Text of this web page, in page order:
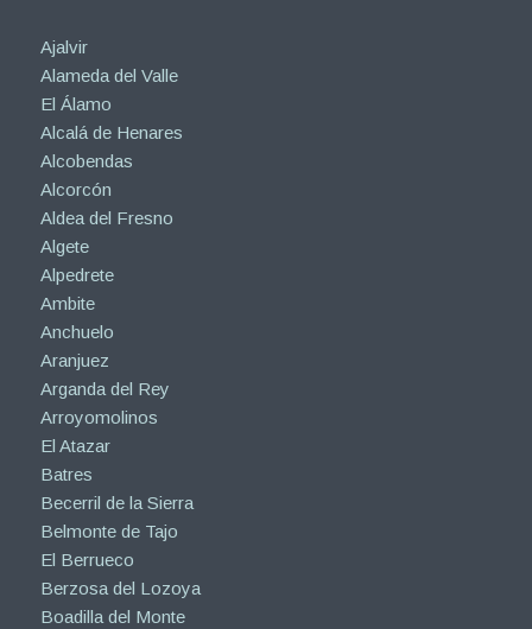
Ajalvir
Alameda del Valle
El Álamo
Alcalá de Henares
Alcobendas
Alcorcón
Aldea del Fresno
Algete
Alpedrete
Ambite
Anchuelo
Aranjuez
Arganda del Rey
Arroyomolinos
El Atazar
Batres
Becerril de la Sierra
Belmonte de Tajo
El Berrueco
Berzosa del Lozoya
Boadilla del Monte